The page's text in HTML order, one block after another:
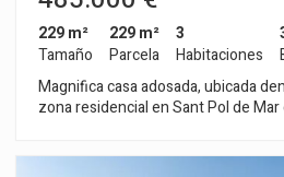
229 m²
Tamaño
229 m²
Parcela
3
Habitaciones
Magnifica casa adosada, ubicada
zona residencial en Sant Pol de